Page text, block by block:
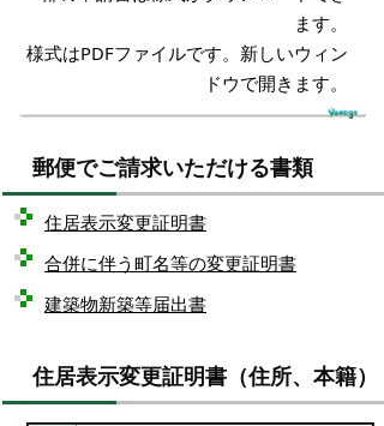
ます。
様式はPDFファイルです。新しいウィン
ドウで開きます。
郵便でご請求いただける書類
住居表示変更証明書
合併に伴う町名等の変更証明書
建築物新築等届出書
住居表示変更証明書（住所、本籍）